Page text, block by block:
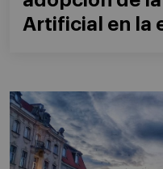
Artificial en la